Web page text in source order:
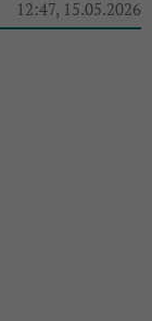
12:47, 15.05.2026